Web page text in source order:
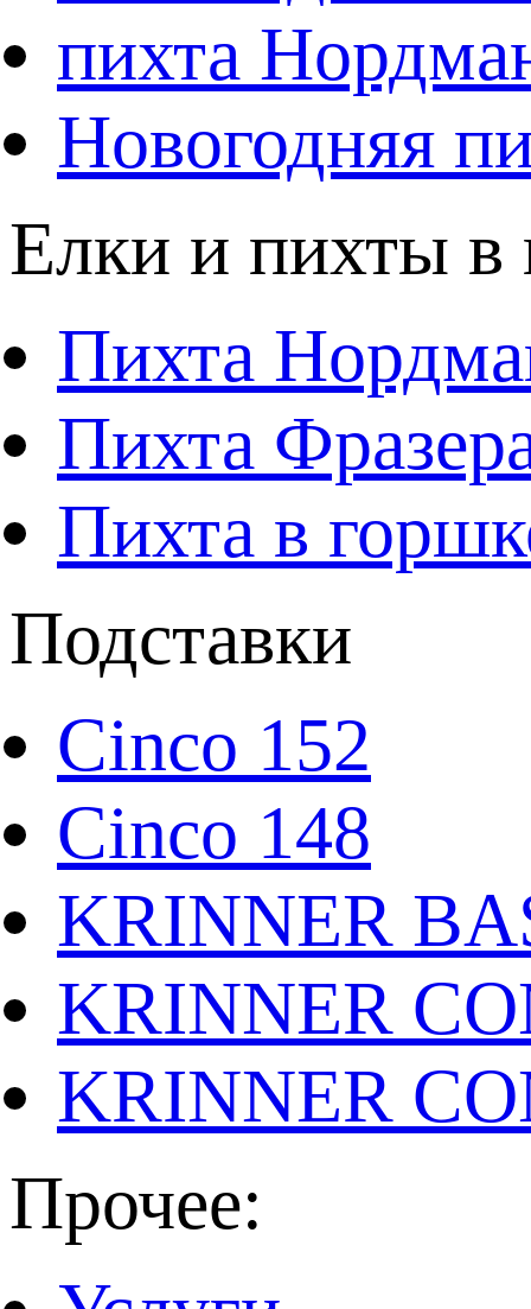
пихта
Новогодняя
Елки и пихты в
Пихта
Пихта
Пихта в
Подставки
Cinco 152
Cinco 148
KRINNER
KRINNER
KRINNER
Прочее: